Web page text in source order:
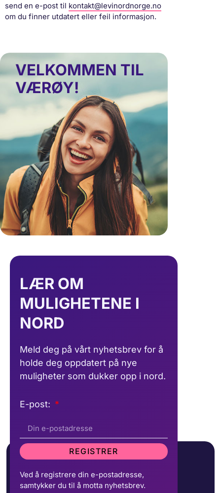
send en e-post til kontakt@levinordnorge.no
om du finner utdatert eller feil informasjon.
VELKOMMEN TIL
VÆRØY!
LÆR OM
MULIGHETENE I
NORD
Meld deg på vårt nyhetsbrev for å
holde deg oppdatert på nye
muligheter som dukker opp i nord.
E-post:
REGISTRER
Ved å registrere din e-postadresse,
samtykker du til å motta nyhetsbrev.